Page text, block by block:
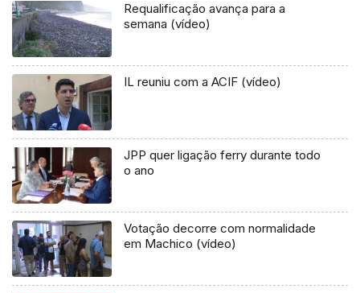
Requalificação avança para a
semana (vídeo)
IL reuniu com a ACIF (vídeo)
JPP quer ligação ferry durante todo
o ano
Votação decorre com normalidade
em Machico (vídeo)